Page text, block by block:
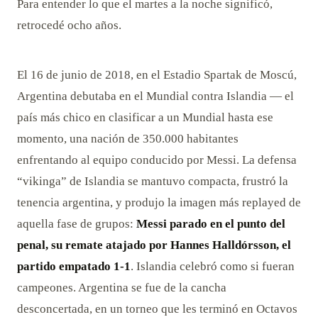
Para entender lo que el martes a la noche significó,
retrocedé ocho años.
El 16 de junio de 2018, en el Estadio Spartak de Moscú,
Argentina debutaba en el Mundial contra Islandia — el
país más chico en clasificar a un Mundial hasta ese
momento, una nación de 350.000 habitantes
enfrentando al equipo conducido por Messi. La defensa
“vikinga” de Islandia se mantuvo compacta, frustró la
tenencia argentina, y produjo la imagen más replayed de
aquella fase de grupos: Messi parado en el punto del
penal, su remate atajado por Hannes Halldórsson, el
partido empatado 1-1. Islandia celebró como si fueran
campeones. Argentina se fue de la cancha
desconcertada, en un torneo que les terminó en Octavos